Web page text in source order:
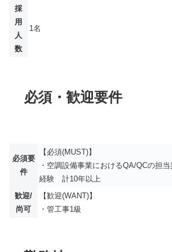
採
用
人
数
1名
必須・歓迎要件
必須要
件
【必須(MUST)】
・空調設備事業におけるQA/QCの担
経験 計10年以上
歓迎/
尚可
【歓迎(WANT)】
・管工事1級